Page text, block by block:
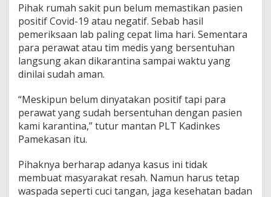
Pihak rumah sakit pun belum memastikan pasien
positif Covid-19 atau negatif. Sebab hasil
pemeriksaan lab paling cepat lima hari. Sementara
para perawat atau tim medis yang bersentuhan
langsung akan dikarantina sampai waktu yang
dinilai sudah aman.
“Meskipun belum dinyatakan positif tapi para
perawat yang sudah bersentuhan dengan pasien
kami karantina,” tutur mantan PLT Kadinkes
Pamekasan itu.
Pihaknya berharap adanya kasus ini tidak
membuat masyarakat resah. Namun harus tetap
waspada seperti cuci tangan, jaga kesehatan badan